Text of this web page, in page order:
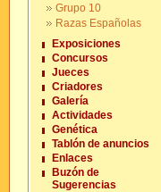
Grupo 10
Razas Españolas
Exposiciones
Concursos
Jueces
Criadores
Galería
Actividades
Genética
Tablón de anuncios
Enlaces
Buzón de
Sugerencias